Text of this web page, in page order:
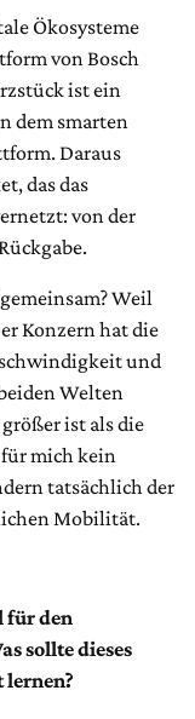
Ökosysteme
von Bosch
ist ein
dem smarten
Daraus
das das
von der
Weil
Konzern hat die
und
Welten
ist als die
für mich kein
tatsächlich der
Mobilität.
für den
sollte dieses
lernen?